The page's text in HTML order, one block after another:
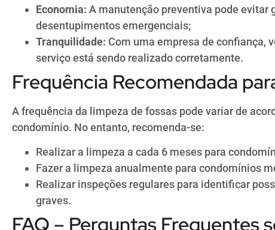
Economia: A manutenção preventiva pode evitar
desentupimentos emergenciais;
Tranquilidade: Com uma empresa de confiança,
serviço está sendo realizado corretamente.
Frequência Recomendada
A frequência da limpeza de fossas pode variar de
condomínio. No entanto, recomenda-se:
Realizar a limpeza a cada 6 meses para
Fazer a limpeza anualmente para condomínios
Realizar inspeções regulares para identificar
graves.
FAQ – Perguntas Frequentes